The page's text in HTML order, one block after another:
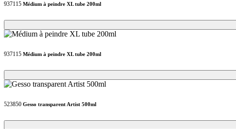
937115 Médium à peindre XL tube 200ml
Loading...
Loading...
937115 Médium à peindre XL tube 200ml
Loading...
Loading...
523850 Gesso transparent Artist 500ml
Loading...
Loading...